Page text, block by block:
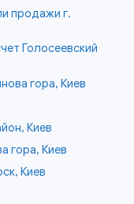
продажи г.
Голосеевский
гора, Киев
Киев
гора, Киев
Киев